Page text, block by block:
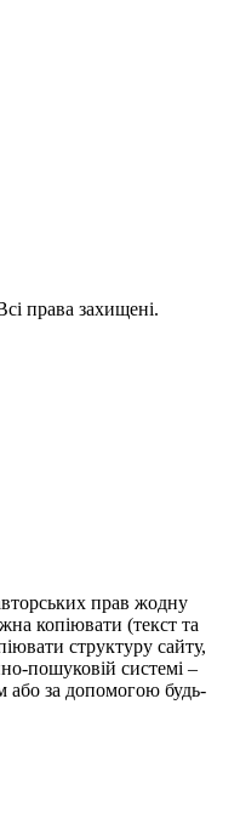
права захищені.
прав жодну
копіювати (текст та
структуру сайту,
пошуковій системі –
або за допомогою будь-